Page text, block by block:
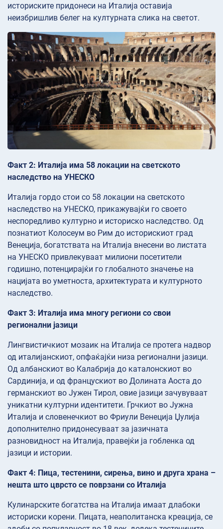
историските придонеси на Италија оставија
неизбришлив белег на културната слика на светот.
Факт 2: Италија има 58 локации на светското
наследство на УНЕСКО
Италија гордо стои со 58 локации на светското
наследство на УНЕСКО, прикажувајќи го своето
неспоредливо културно и историско наследство. Од
познатиот Колосеум во Рим до историскиот град
Венеција, богатствата на Италија внесени во листата
на УНЕСКО привлекуваат милиони посетители
годишно, потенцирајќи го глобалното значење на
нацијата во уметноста, архитектурата и културното
наследство.
Факт 3: Италија има многу региони со свои
регионални јазици
Лингвистичкиот мозаик на Италија се протега надвор
од италијанскиот, опфаќајќи низа регионални јазици.
Од албанскиот во Калабрија до каталонскиот во
Сардинија, и од францускиот во Долината Аоста до
германскиот во Јужен Тирол, овие јазици зачувуваат
уникатни културни идентитети. Грчкиот во Јужна
Италија и словенечкиот во Фриули Венеција Џулија
дополнително придонесуваат за јазичната
разновидност на Италија, правејќи ја гобленка од
јазици и истории.
Факт 4: Пица, тестенини, сирења, вино и друга храна –
нешта што цврсто се поврзани со Италија
Кулинарските богатства на Италија имаат длабоки
историски корени. Пицата, неаполитанска креација, се